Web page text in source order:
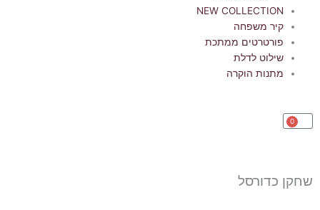
NEW COLLECTION
קיר משפחה
פורטרטים ממתכת
שילוט לדלת
מתנות הוקרה
0
עגלת
שחקן כדורסל